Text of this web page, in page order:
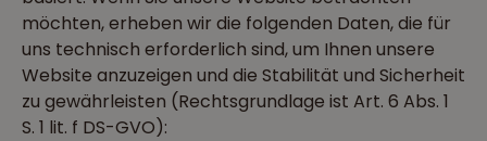
möchten, erheben wir die folgenden Daten, die für
uns technisch erforderlich sind, um Ihnen unsere
Website anzuzeigen und die Stabilität und Sicherheit
zu gewährleisten (Rechtsgrundlage ist Art. 6 Abs. 1
S. 1 lit. f DS-GVO):